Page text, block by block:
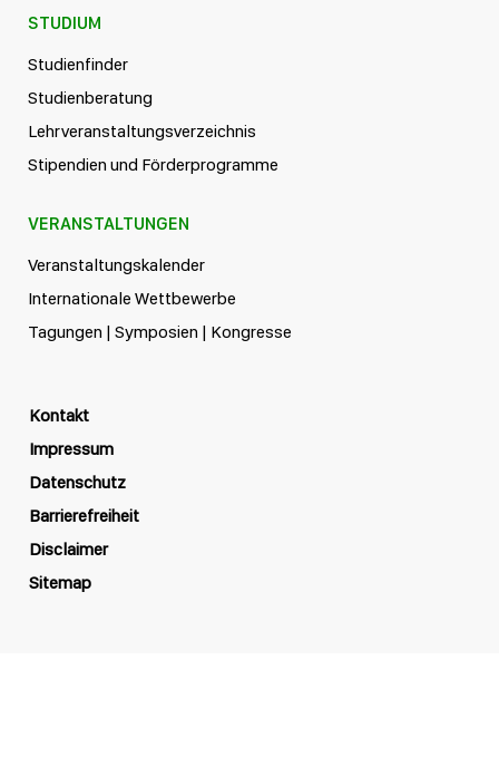
STUDIUM
Studienfinder
Studienberatung
Lehrveranstaltungsverzeichnis
Stipendien und Förderprogramme
VERANSTALTUNGEN
Veranstaltungskalender
Internationale Wettbewerbe
Tagungen | Symposien | Kongresse
Kontakt
Impressum
Datenschutz
Barrierefreiheit
Disclaimer
Sitemap